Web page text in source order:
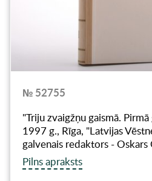
№ 52755
"Triju zvaigžņu gaismā.
1997 g., Rīga, "Latvijas
galvenais redaktors - Oskars
Pilns apraksts